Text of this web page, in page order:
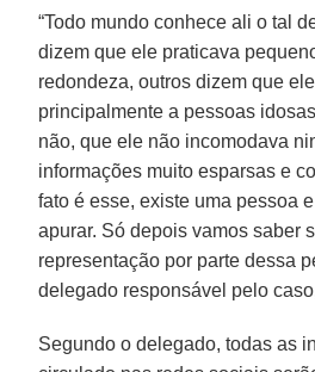
“Todo mundo conhece ali o tal
dizem que ele praticava
redondeza, outros dizem que
principalmente a pessoas
não, que ele não incomodava
informações muito esparsas e
fato é esse, existe uma pessoa
apurar. Só depois vamos saber
representação por parte dessa
delegado responsável pelo
Segundo o delegado, todas as